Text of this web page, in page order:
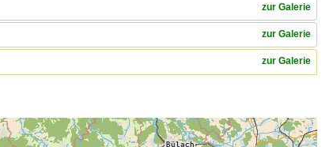
zur Galerie
zur Galerie
zur Galerie